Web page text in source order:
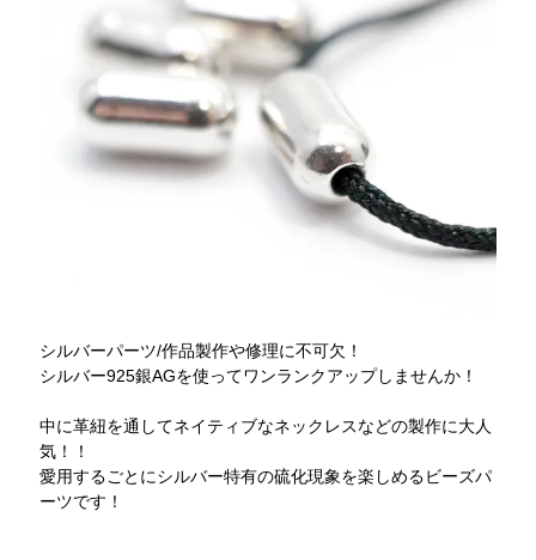
シルバーパーツ/作品製作や修理に不可欠！
シルバー925銀AGを使ってワンランクアップしませんか！
中に革紐を通してネイティブなネックレスなどの製作に大人
気！！
愛用するごとにシルバー特有の硫化現象を楽しめるビーズパ
ーツです！